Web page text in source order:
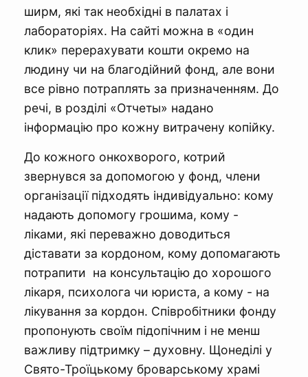
ширм, які так необхідні в палатах і
лабораторіях. На сайті можна в «один
клик» перерахувати кошти окремо на
людину чи на благодійний фонд, але вони
все рівно потраплять за призначенням. До
речі, в розділі «Отчеты» надано
інформацію про кожну витрачену копійку.
До кожного онкохворого, котрий
звернувся за допомогою у фонд, члени
організації підходять індивідуально: кому
надають допомогу грошима, кому -
ліками, які переважно доводиться
діставати за кордоном, кому допомагають
потрапити на консультацію до хорошого
лікаря, психолога чи юриста, а кому - на
лікування за кордон. Співробітники фонду
пропонують своїм підопічним і не менш
важливу підтримку – духовну. Щонеділі у
Свято-Троїцькому броварському храмі